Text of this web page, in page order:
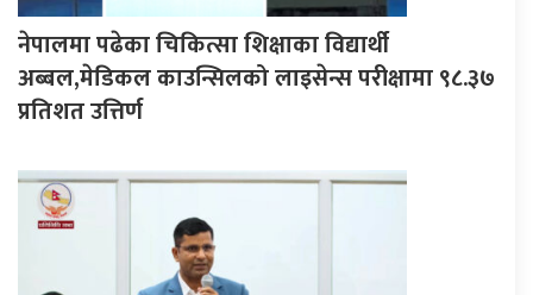
नेपालमा पढेका चिकित्सा शिक्षाका विद्यार्थी
अब्बल,मेडिकल काउन्सिलको लाइसेन्स परीक्षामा ९८.३७
प्रतिशत उत्तिर्ण